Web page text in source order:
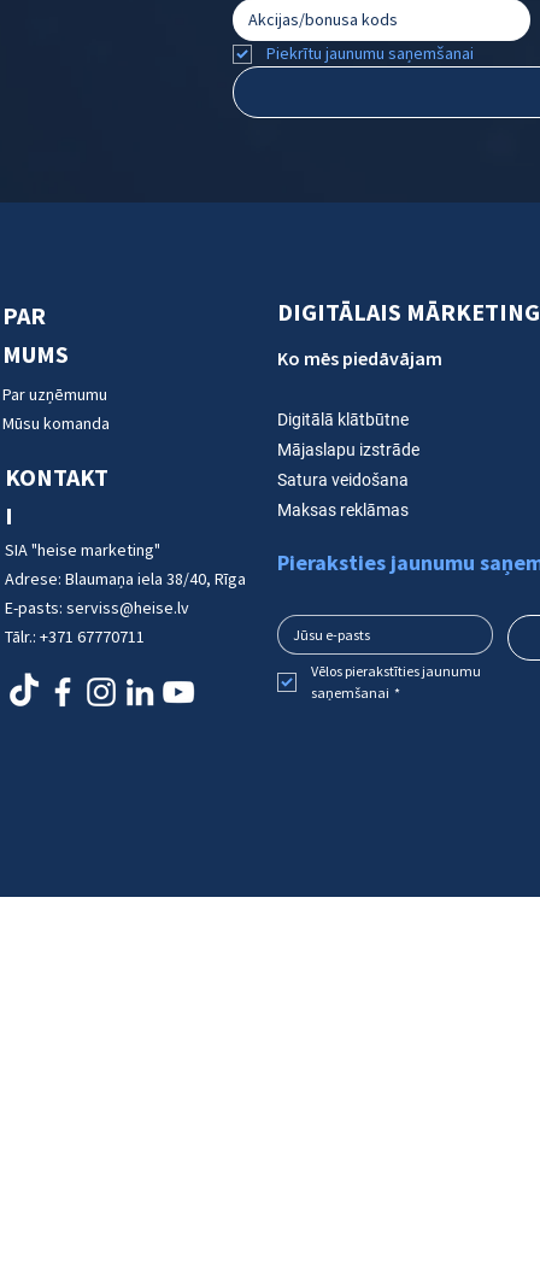
Piekrītu jaunumu saņemšanai
PAR
MUMS
Par uzņēmumu
Mūsu komanda
KONTAKT
I
SIA "heise marketing"
Adrese: Blaumaņa iela 38/40, Rīga
E-pasts: serviss@heise.lv
Tālr.: +371 67770711
DIGITĀLAIS
Ko mēs piedāvājam
Digitālā klātbūtne
Mājaslapu izstrāde
Satura veidošana
Maksas reklāmas
Pieraksties jaunumu
Vēlos pierakstīties jaunumu
saņemšanai *